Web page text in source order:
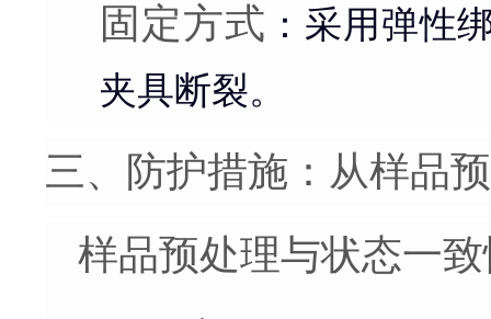
固定方式 ：采用弹性
夹具断裂。
三、防护措施：从样品
样品预处理与状态一